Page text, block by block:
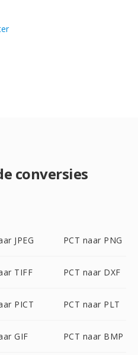
conversies
JPEG PCT naar PNG
TIFF PCT naar DXF
PICT PCT naar PLT
GIF PCT naar BMP